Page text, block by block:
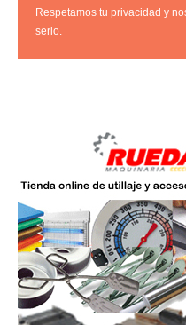
Respetamos tu privacidad y
serio.